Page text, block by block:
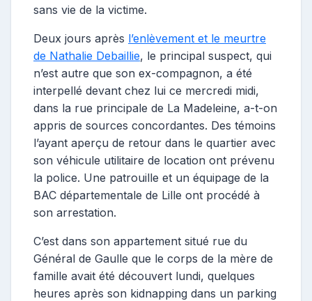
sans vie de la victime.
Deux jours après l’enlèvement et le meurtre
de Nathalie Debaillie, le principal suspect, qui
n’est autre que son ex-compagnon, a été
interpellé devant chez lui ce mercredi midi,
dans la rue principale de La Madeleine, a-t-on
appris de sources concordantes. Des témoins
l’ayant aperçu de retour dans le quartier avec
son véhicule utilitaire de location ont prévenu
la police. Une patrouille et un équipage de la
BAC départementale de Lille ont procédé à
son arrestation.
C’est dans son appartement situé rue du
Général de Gaulle que le corps de la mère de
famille avait été découvert lundi, quelques
heures après son kidnapping dans un parking